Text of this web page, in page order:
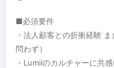
■必須要件
・法人顧客との折衝経験
問わず）
・Lumiiのカルチャーに共